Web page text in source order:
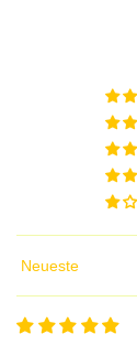
Sort by